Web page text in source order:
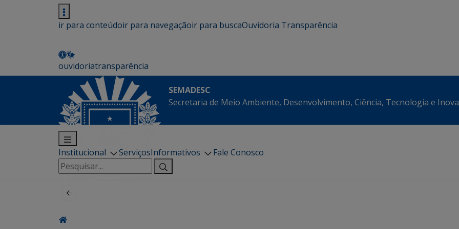
ir para conteúdoir para navegaçãoir para buscaOuvidoria Transparência
ouvidoriatransparência
SEMADESC
Secretaria de Meio Ambiente, Desenvolvimento, Ciência, Tecnologia e
Institucional ServiçosInformativos
Fale Conosco
Pesquisar
por: